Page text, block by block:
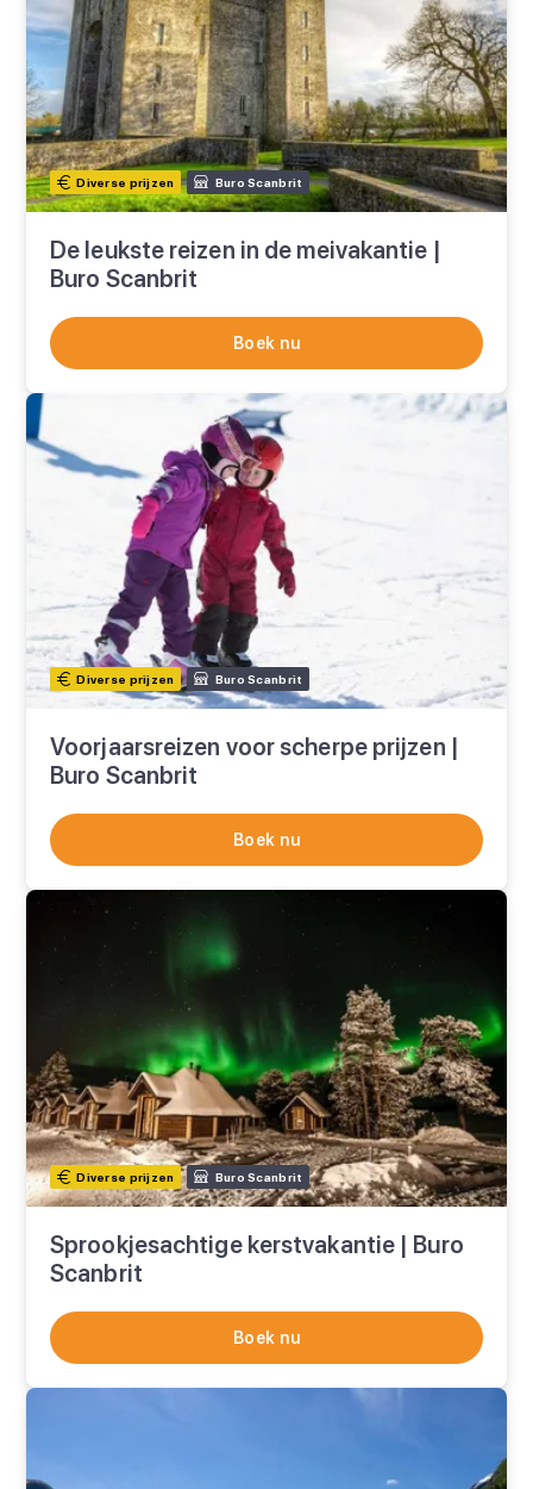
Diverse prijzen Buro Scanbrit
De leukste reizen in de meivakantie |
Buro Scanbrit
Boek nu
Diverse prijzen Buro Scanbrit
Voorjaarsreizen voor scherpe prijzen |
Buro Scanbrit
Boek nu
Diverse prijzen Buro Scanbrit
Sprookjesachtige kerstvakantie | Buro
Scanbrit
Boek nu